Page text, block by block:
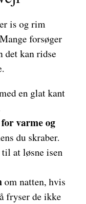
is og rim
forsøger
det kan ridse
en glat kant
varme og
du skraber.
til at løsne isen
om natten, hvis
fryser de ikke